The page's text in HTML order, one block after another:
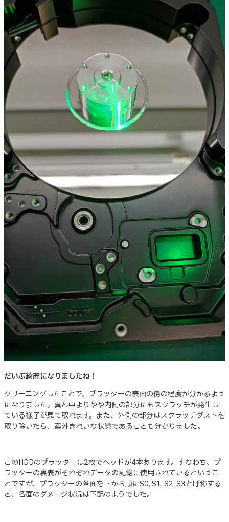
だいぶ綺麗になりましたね！
クリーニングしたことで、プラッターの表面の傷の程度が分かるよう
になりました。真ん中よりやや内側の部分にもスクラッチが発生し
ている様子が見て取れます。また、外側の部分はスクラッチダストを
取り除いたら、案外きれいな状態であることも分かりました。
このHDDのプラッターは2枚でヘッドが4本あります。すなわち、プ
ラッターの裏表がそれぞれデータの記憶に使用されているというこ
とですが、プラッターの各面を下から順にS0, S1, S2, S3と呼称する
と、各面のダメージ状況は下記のようでした。